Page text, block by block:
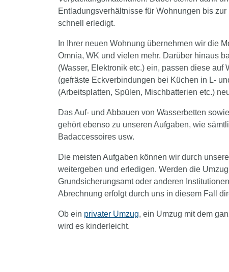
Entladungsverhältnisse für Wohnungen bis
schnell erledigt.
In Ihrer neuen Wohnung übernehmen wir die
Omnia, WK und vielen mehr. Darüber hinaus
(Wasser, Elektronik etc.) ein, passen diese
(gefräste Eckverbindungen bei Küchen in L-
(Arbeitsplatten, Spülen, Mischbatterien etc.)
Das Auf- und Abbauen von Wasserbetten
gehört ebenso zu unseren Aufgaben, wie
Badaccessoires usw.
Die meisten Aufgaben können wir durch
weitergeben und erledigen. Werden die
Grundsicherungsamt oder anderen
Abrechnung erfolgt durch uns in diesem Fall
Ob ein privater Umzug, ein Umzug mit dem
wird es kinderleicht.